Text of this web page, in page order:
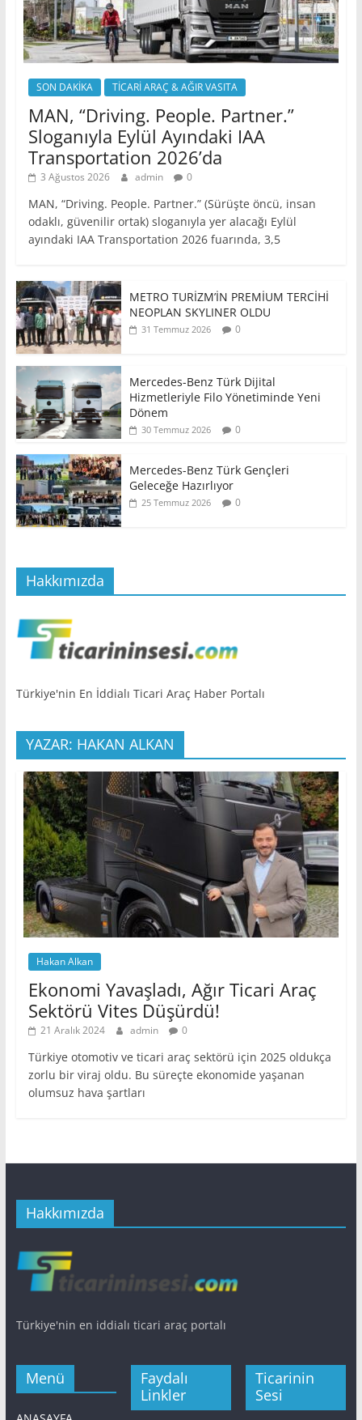
SON DAKİKA TİCARİ ARAÇ & AĞIR VASITA
MAN, “Driving. People. Partner.”
Sloganıyla Eylül Ayındaki IAA
Transportation 2026’da
3 Ağustos 2026 admin 0
MAN, “Driving. People. Partner.” (Sürüşte öncü, insan
odaklı, güvenilir ortak) sloganıyla yer alacağı Eylül
ayındaki IAA Transportation 2026 fuarında, 3,5
METRO TURİZM’İN PREMİUM TERCİHİ
NEOPLAN SKYLINER OLDU
31 Temmuz 2026 0
Mercedes-Benz Türk Dijital
Hizmetleriyle Filo Yönetiminde Yeni
Dönem
30 Temmuz 2026 0
Mercedes-Benz Türk Gençleri
Geleceğe Hazırlıyor
25 Temmuz 2026 0
Hakkımızda
Türkiye'nin En İddialı Ticari Araç Haber Portalı
YAZAR: HAKAN ALKAN
Hakan Alkan
Ekonomi Yavaşladı, Ağır Ticari Araç
Sektörü Vites Düşürdü!
21 Aralık 2024 admin 0
Türkiye otomotiv ve ticari araç sektörü için 2025 oldukça
zorlu bir viraj oldu. Bu süreçte ekonomide yaşanan
olumsuz hava şartları
Hakkımızda
Türkiye'nin en iddialı ticari araç portalı
Menü
Faydalı
Linkler
Ticarinin
Sesi